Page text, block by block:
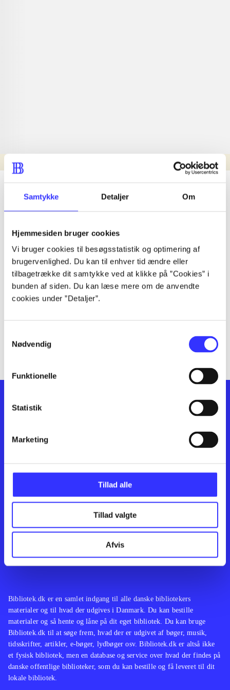
Samtykke Detaljer Om
Hjemmesiden bruger cookies
Vi bruger cookies til besøgsstatistik og optimering af
brugervenlighed. Du kan til enhver tid ændre eller
tilbagetrække dit samtykke ved at klikke på ”Cookies” i
bunden af siden. Du kan læse mere om de anvendte
cookies under ”Detaljer”.
Nødvendig
Funktionelle
Statistik
Marketing
Tillad alle
Tillad valgte
Afvis
Nyhed
lorem ipsum dolor sit amet ...
lorem ipsum dolor sit amet ...
lorem ipsum dolor sit amet ...
lorem ipsum dolor sit amet ...
lorem ipsum dolor sit amet ...
lorem ipsum dolor sit amet ...
lorem ipsum dolor sit amet ...
Feedback
Bibliotek.dk er en samlet indgang til alle danske bibliotekers
materialer og til hvad der udgives i Danmark. Du kan bestille
materialer og så hente og låne på dit eget bibliotek. Du kan bruge
Bibliotek.dk til at søge frem, hvad der er udgivet af bøger, musik,
tidsskrifter, artikler, e-bøger, lydbøger osv. Bibliotek.dk er altså ikke
et fysisk bibliotek, men en database og service over hvad der findes på
danske offentlige biblioteker, som du kan bestille og få leveret til dit
lokale bibliotek.
Kontakt os
English
Artikler
Film
Musik
Noder